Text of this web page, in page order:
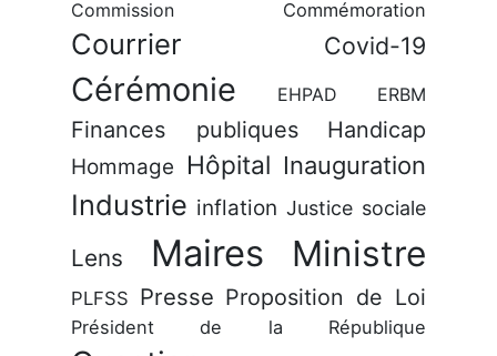
Commission Commémoration
Courrier Covid-19
Cérémonie EHPAD ERBM
Finances publiques Handicap
Hommage Hôpital Inauguration
Industrie inflation Justice sociale
Lens Maires Ministre
PLFSS Presse Proposition de Loi
Président de la République